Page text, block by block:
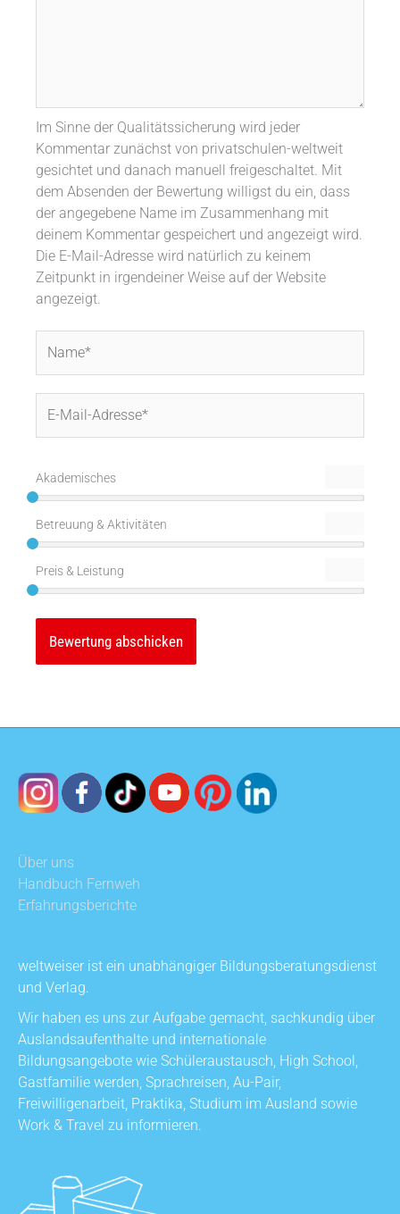
Im Sinne der Qualitätssicherung wird jeder
Kommentar zunächst von privatschulen-weltweit
gesichtet und danach manuell freigeschaltet. Mit
dem Absenden der Bewertung willigst du ein, dass
der angegebene Name im Zusammenhang mit
deinem Kommentar gespeichert und angezeigt wird.
Die E-Mail-Adresse wird natürlich zu keinem
Zeitpunkt in irgendeiner Weise auf der Website
angezeigt.
Mail-
Akademisches
Betreuung & Aktivitäten
Preis & Leistung
Über uns
Handbuch Fernweh
Erfahrungsberichte
weltweiser ist ein unabhängiger Bildungsberatungsdienst
und Verlag.
Wir haben es uns zur Aufgabe gemacht, sachkundig über
Auslandsaufenthalte und internationale
Bildungsangebote wie Schüleraustausch, High School,
Gastfamilie werden, Sprachreisen, Au-Pair,
Freiwilligenarbeit, Praktika, Studium im Ausland sowie
Work & Travel zu informieren.